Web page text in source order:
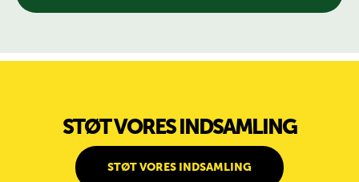
STØT VORES INDSAMLING
STØT VORES INDSAMLING